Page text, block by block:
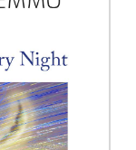
Ensemble de
Concerto pour
Guitare et un autre
Musique de chambre